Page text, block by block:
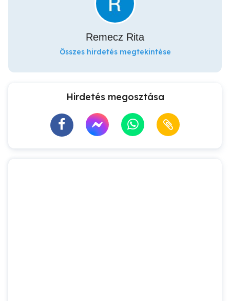
Remecz Rita
Összes hirdetés megtekintése
Hirdetés megosztása